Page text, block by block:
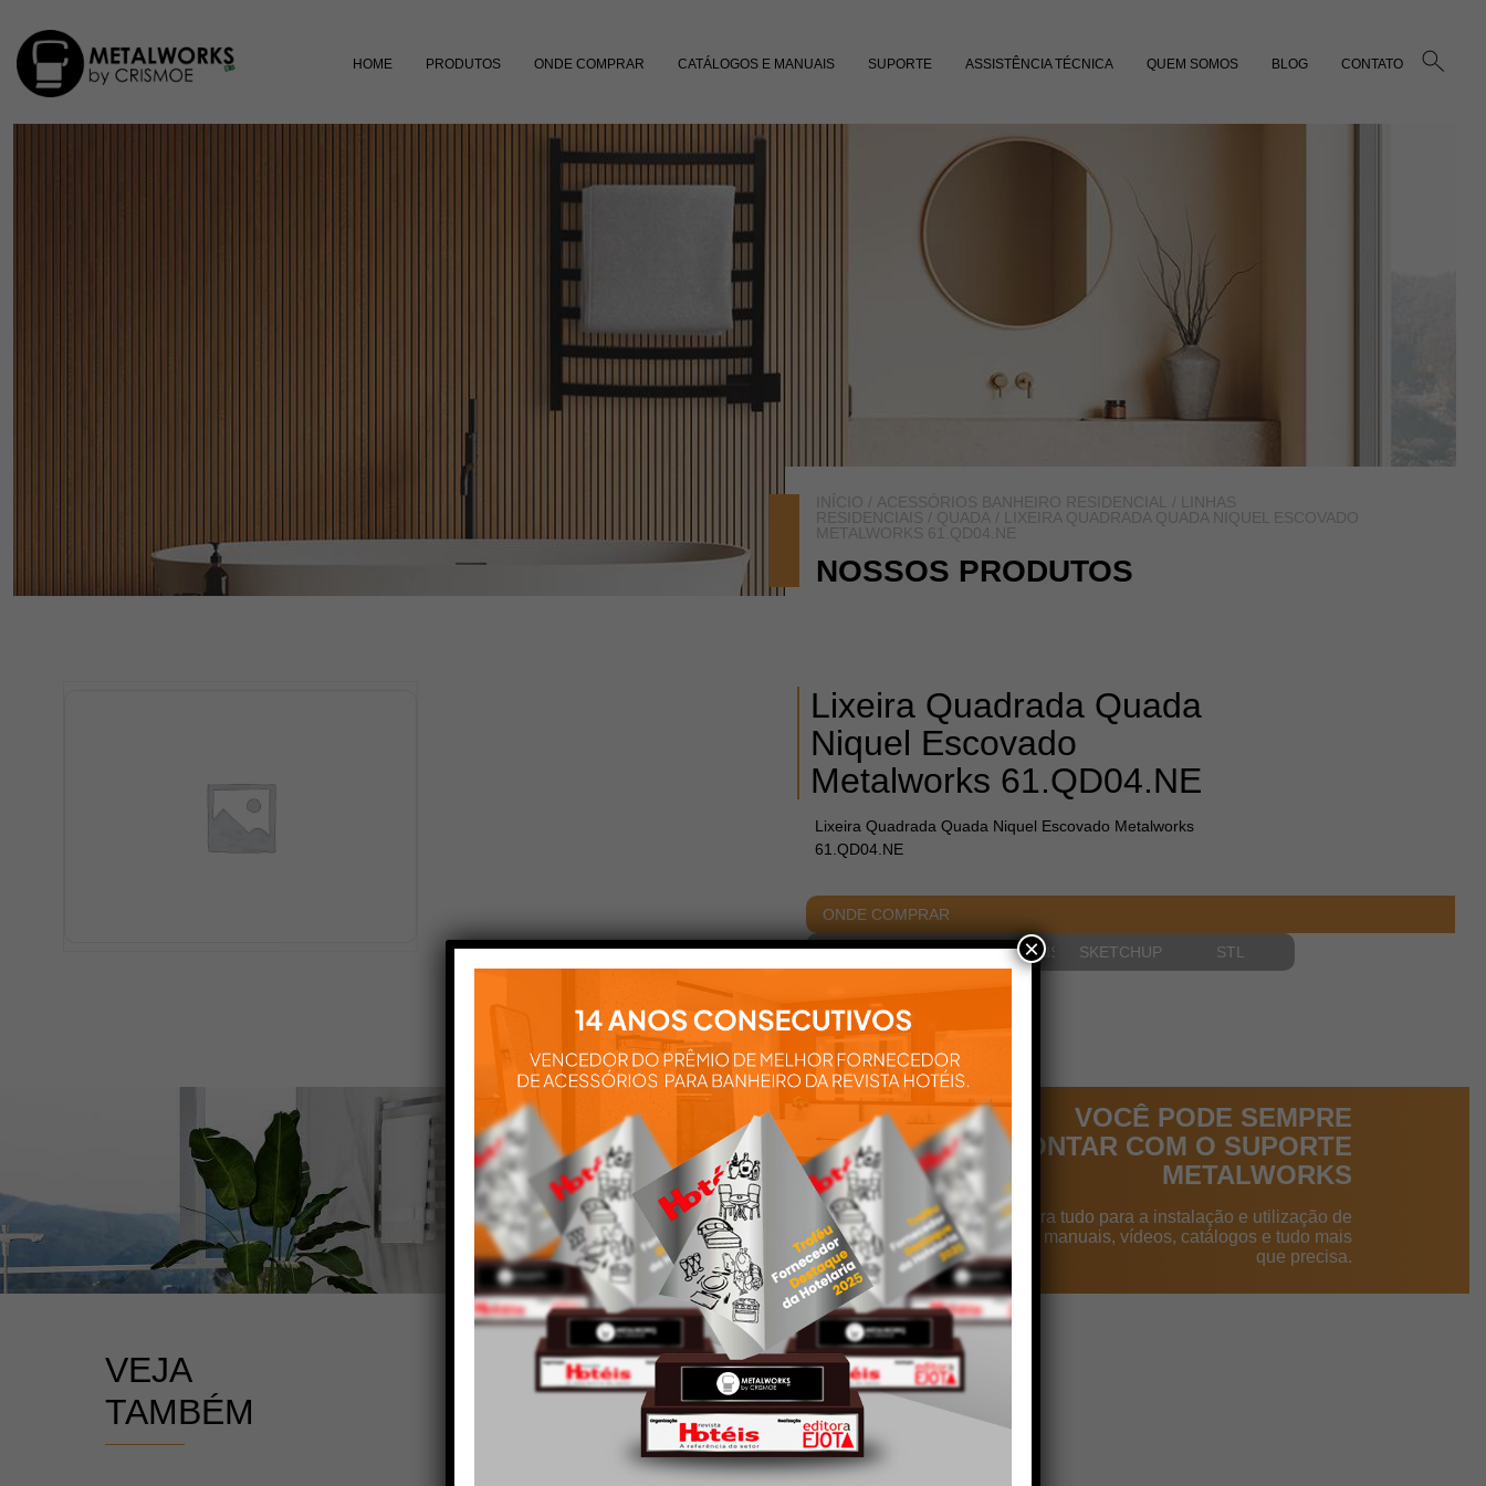
HOME PRODUTOS ONDE COMPRAR CATÁLOGOS E MANUAIS SUPORTE ASSISTÊNCIA TÉCNICA QUEM SOMOS BLOG CONTATO
INÍCIO / ACESSÓRIOS BANHEIRO RESIDENCIAL /
LINHAS
RESIDENCIAIS / QUADA / LIXEIRA QUADRADA QUADA NIQUEL ESCOVADO
METALWORKS 61.QD04.NE
NOSSOS PRODUTOS
Lixeira Quadrada Quada
Niquel Escovado
Metalworks 61.QD04.NE
Lixeira Quadrada Quada Niquel Escovado Metalworks
61.QD04.NE
ONDE COMPRAR
ACABAMENTOS DIMENSIONAIS SKETCHUP STL
VOCÊ PODE SEMPRE
CONTAR COM O SUPORTE
METALWORKS
Aqui você encontra tudo para a instalação e utilização de
nossos produtos: manuais, vídeos, catálogos e tudo mais
que precisa.
VEJA
TAMBÉM
×